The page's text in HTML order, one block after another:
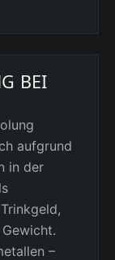
BEI
aufgrund
in der
–